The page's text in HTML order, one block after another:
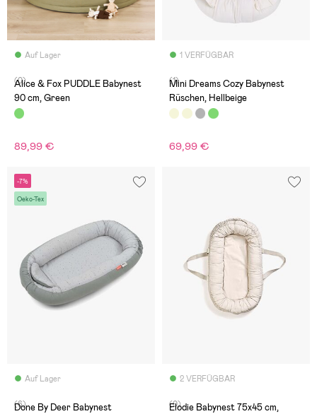
Auf Lager
(0)
Alice & Fox PUDDLE Babynest
90 cm, Green
89,99 €
1 VERFÜGBAR
(1)
Mini Dreams Cozy Babynest
Rüschen, Hellbeige
69,99 €
-7%
Oeko-Tex
Auf Lager
(6)
Done By Deer Babynest
2 VERFÜGBAR
(0)
Elodie Babynest 75x45 cm,